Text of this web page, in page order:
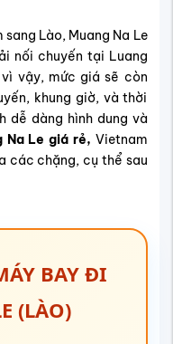
Lào, Muang Na Le
nối chuyến tại Luang
vậy, mức giá sẽ còn
khung giờ, và thời
dễ dàng hình dung và
Na Le giá rẻ, Vietnam
các chặng, cụ thể sau
BAY ĐI
(LÀO)